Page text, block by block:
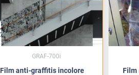
Film anti-graffitis incolore
GRAF-700i
Film